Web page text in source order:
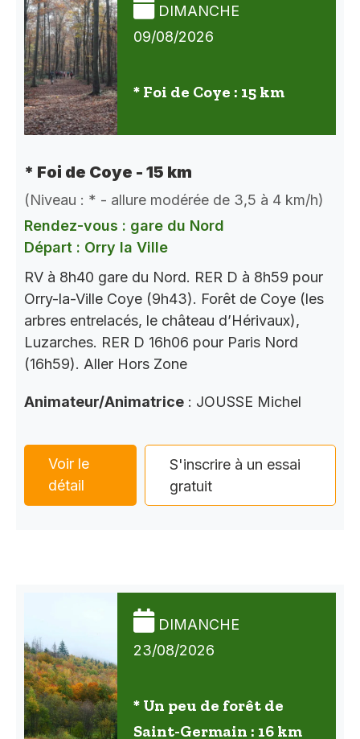
DIMANCHE
09/08/2026
* Foi de Coye : 15 km
* Foi de Coye - 15 km
(Niveau : * - allure modérée de 3,5 à 4 km/h)
Rendez-vous : gare du Nord
Départ : Orry la Ville
RV à 8h40 gare du Nord. RER D à 8h59 pour
Orry-la-Ville Coye (9h43). Forêt de Coye (les
arbres entrelacés, le château d’Hérivaux),
Luzarches. RER D 16h06 pour Paris Nord
(16h59). Aller Hors Zone
Animateur/Animatrice : JOUSSE Michel
Voir le
détail
S'inscrire à un essai
gratuit
DIMANCHE
23/08/2026
* Un peu de forêt de
Saint-Germain : 16 km